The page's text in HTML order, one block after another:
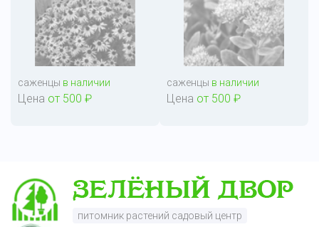
саженцы в наличии
Цена от 500 ₽
саженцы в наличии
Цена от 500 ₽
питомник растений садовый центр